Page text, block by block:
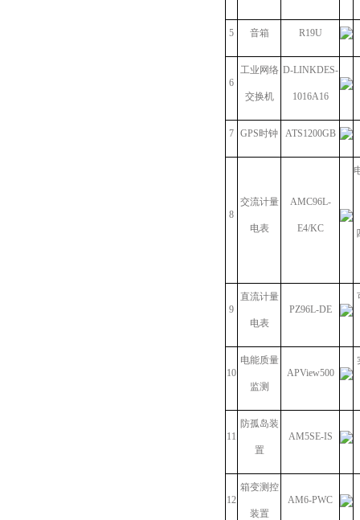
5 音箱 R19U
6
工业网络
交换机
D-LINKDES-
1016A16
7 GPS时钟 ATS1200GB
8
交流计量
电表
AMC96L-
E4/KC
9
直流计量
电表
PZ96L-DE
10
电能质量
监测
APView500
11
防孤岛装
置
AM5SE-IS
12
箱变测控
装置
AM6-PWC